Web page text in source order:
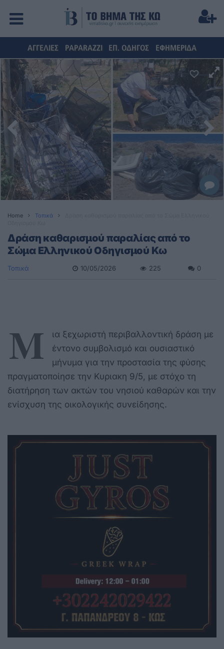
ΑΓΓΕΛΙΕΣ PAPARAZZI ΕΠ. ΟΔΗΓΟΣ ΕΦΗΜΕΡΙΔΑ
Home Τοπικά
Δράση καθαρισμού παραλίας από το
Σώμα Ελληνικού Οδηγισμού Κω
Τοπικά 10/05/2026 225 0
Μ
ια ξεχωριστή περιβαλλοντική δράση με
έντονο συμβολισμό και ουσιαστικό
μήνυμα για την προστασία της φύσης
πραγματοποίησε την Κυριακη 9/5, με στόχο τη
διατήρηση των ακτών του νησιού καθαρών και την
ενίσχυση της οικολογικής συνείδησης.